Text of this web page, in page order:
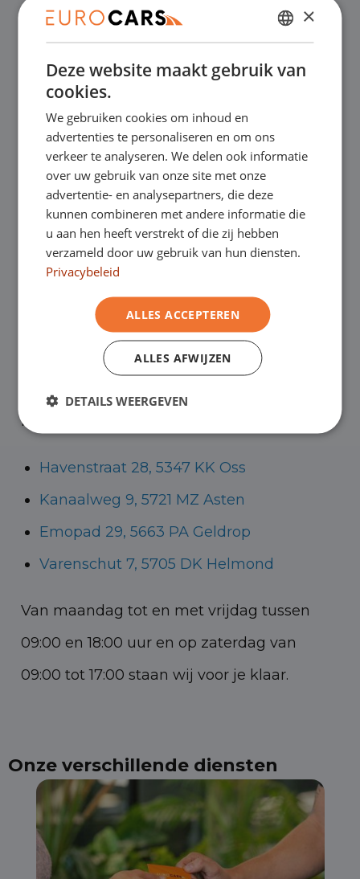
Financial lease – Soepele acceptatie
Gratis thuisbezorgd bij online aankoop
Onze showrooms
Je bent van harte welkom in een van onze
showrooms om de occasions te bekijken –
en natuurlijk voor een lekkere kop koffie!
kunt in Asten terecht voor onze
bedrijfswagens en in Oss, Geldrop en
bedrijfswagens.
Havenstraat 28, 5347 KK Oss
Kanaalweg 9, 5721 MZ Asten
Emopad 29, 5663 PA Geldrop
Varenschut 7, 5705 DK Helmond
Van maandag tot en met vrijdag tussen
09:00 en 18:00 uur en op zaterdag van
09:00 tot 17:00 staan wij voor je klaar.
Onze verschillende diensten
DUTCH
ENGLISH
×
Deze website maakt gebruik van
cookies.
We gebruiken cookies om inhoud en
advertenties te personaliseren en om ons
verkeer te analyseren. We delen ook informatie
over uw gebruik van onze site met onze
advertentie- en analysepartners, die deze
kunnen combineren met andere informatie die
u aan hen heeft verstrekt of die zij hebben
verzameld door uw gebruik van hun diensten.
Privacybeleid
ALLES ACCEPTEREN
ALLES AFWIJZEN
DETAILS WEERGEVEN